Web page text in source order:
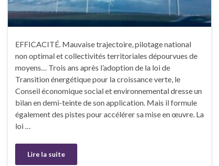
EFFICACITÉ. Mauvaise trajectoire, pilotage national
non optimal et collectivités territoriales dépourvues de
moyens… Trois ans après l’adoption de la loi de
Transition énergétique pour la croissance verte, le
Conseil économique social et environnemental dresse un
bilan en demi-teinte de son application. Mais il formule
également des pistes pour accélérer sa mise en œuvre. La
loi …
Lire la suite